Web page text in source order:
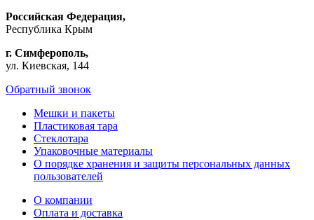
Российская Федерация,
Республика Крым
г. Симферополь,
ул. Киевская, 144
Обратный звонок
Мешки и пакеты
Пластиковая тара
Стеклотара
Упаковочные материалы
О порядке хранения и защиты персональных данных
пользователей
О компании
Оплата и доставка